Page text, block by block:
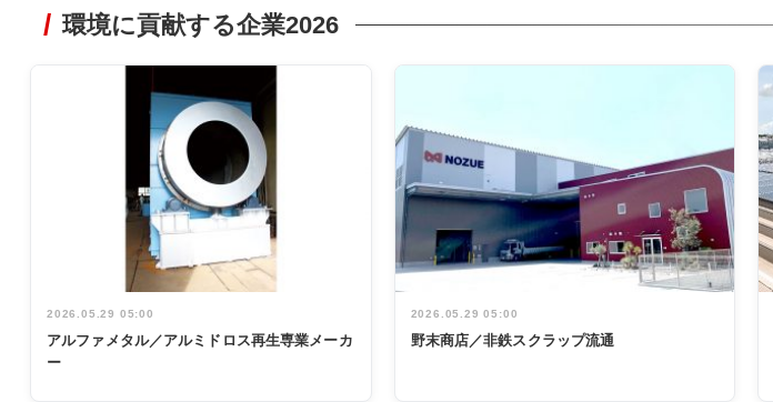
環境に貢献する企業2026
2026.05.29 05:00
アルファメタル／アルミドロス再生専業メーカ
ー
2026.05.29 05:00
野末商店／非鉄スクラップ流通